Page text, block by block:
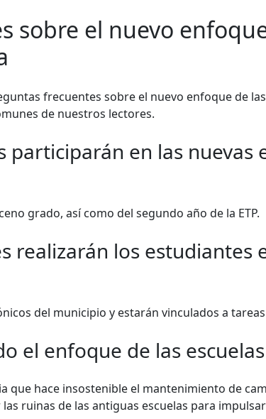
sobre el nuevo
frecuentes sobre el nuevo enfoque de
de nuestros lectores.
participarán en las nuevas
grado, así como del segundo año de la ETP.
realizarán los estudiantes
del municipio y estarán vinculados a
el enfoque de las
que hace insostenible el mantenimiento de
ruinas de las antiguas escuelas para